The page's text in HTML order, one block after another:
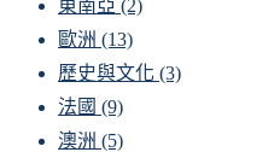
東南亞 (2)
歐洲 (13)
歷史與文化 (3)
法國 (9)
澳洲 (5)